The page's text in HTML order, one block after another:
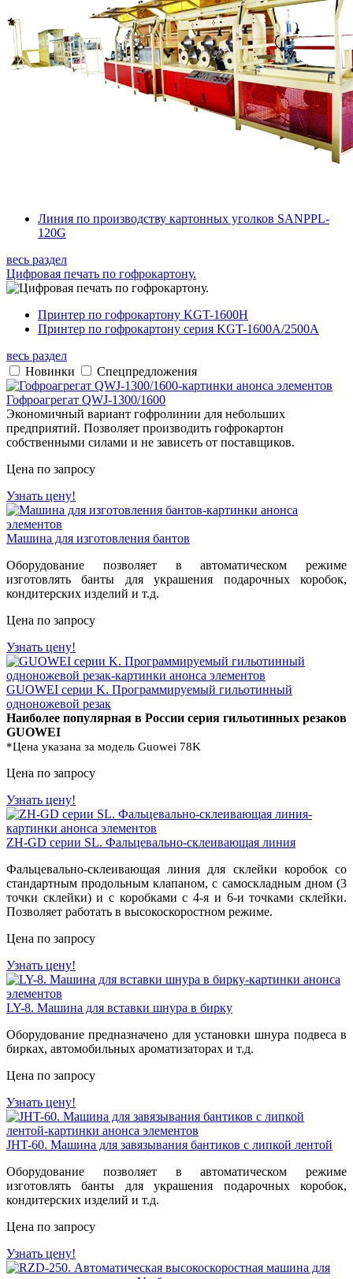
Линия по производству картонных уголков SANPPL-
120G
весь раздел
Цифровая печать по гофрокартону.
Принтер по гофрокартону KGT-1600H
Принтер по гофрокартону серия KGT-1600A/2500A
весь раздел
Новинки
Спецпредложения
Гофроагрегат QWJ-1300/1600
Экономичный вариант гофролинии для небольших
предприятий. Позволяет производить гофрокартон
собственными силами и не зависеть от поставщиков.
Цена по запросу
Узнать цену!
Машина для изготовления бантов
Оборудование позволяет в автоматическом режиме
изготовлять банты для украшения подарочных коробок,
кондитерских изделий и т.д.
Цена по запросу
Узнать цену!
GUOWEI серии K. Программируемый гильотинный
одноножевой резак
Наиболее популярная в России серия гильотинных резаков
GUOWEI
*Цена указана за модель Guowei 78K
Цена по запросу
Узнать цену!
ZH-GD серии SL. Фальцевально-склеивающая линия
Фальцевально-склеивающая линия для склейки коробок со
стандартным продольным клапаном, с самоскладным дном (3
точки склейки) и с коробками с 4-я и 6-и точками склейки.
Позволяет работать в высокоскоростном режиме.
Цена по запросу
Узнать цену!
LY-8. Машина для вставки шнура в бирку
Оборудование предназначено для установки шнура подвеса в
бирках, автомобильных ароматизаторах и т.д.
Цена по запросу
Узнать цену!
JHT-60. Машина для завязывания бантиков с липкой лентой
Оборудование позволяет в автоматическом режиме
изготовлять банты для украшения подарочных коробок,
кондитерских изделий и т.д.
Цена по запросу
Узнать цену!